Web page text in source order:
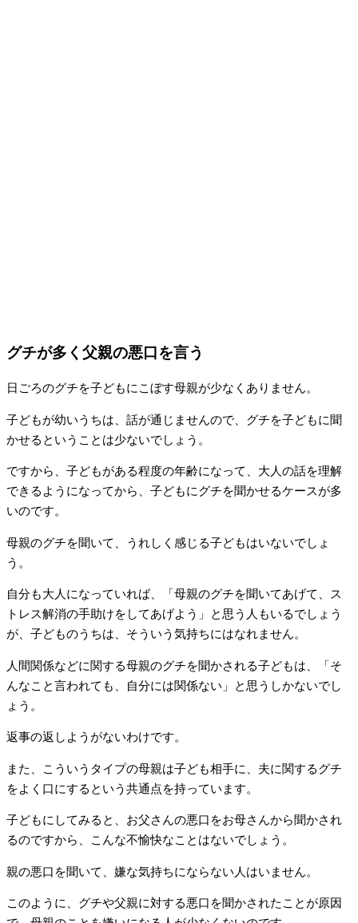
グチが多く父親の悪口を言う
日ごろのグチを子どもにこぼす母親が少なくありません。
子どもが幼いうちは、話が通じませんので、グチを子どもに聞
かせるということは少ないでしょう。
ですから、子どもがある程度の年齢になって、大人の話を理解
できるようになってから、子どもにグチを聞かせるケースが多
いのです。
母親のグチを聞いて、うれしく感じる子どもはいないでしょ
う。
自分も大人になっていれば、「母親のグチを聞いてあげて、ス
トレス解消の手助けをしてあげよう」と思う人もいるでしょう
が、子どものうちは、そういう気持ちにはなれません。
人間関係などに関する母親のグチを聞かされる子どもは、「そ
んなこと言われても、自分には関係ない」と思うしかないでし
ょう。
返事の返しようがないわけです。
また、こういうタイプの母親は子ども相手に、夫に関するグチ
をよく口にするという共通点を持っています。
子どもにしてみると、お父さんの悪口をお母さんから聞かされ
るのですから、こんな不愉快なことはないでしょう。
親の悪口を聞いて、嫌な気持ちにならない人はいません。
このように、グチや父親に対する悪口を聞かされたことが原因